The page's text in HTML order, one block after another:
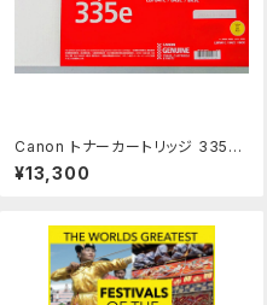
Canon トナーカートリッジ 335e
イエロー
¥13,300